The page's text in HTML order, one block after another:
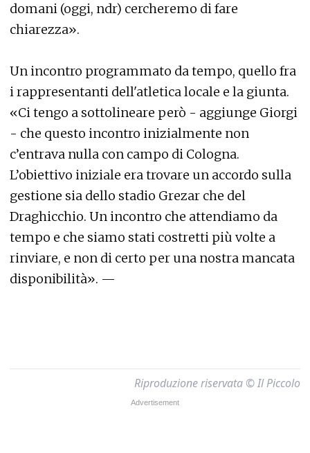
domani (oggi, ndr) cercheremo di fare
chiarezza».
Un incontro programmato da tempo, quello fra
i rappresentanti dell'atletica locale e la giunta.
«Ci tengo a sottolineare però - aggiunge Giorgi
- che questo incontro inizialmente non
c’entrava nulla con campo di Cologna.
L’obiettivo iniziale era trovare un accordo sulla
gestione sia dello stadio Grezar che del
Draghicchio. Un incontro che attendiamo da
tempo e che siamo stati costretti più volte a
rinviare, e non di certo per una nostra mancata
disponibilità». —
Riproduzione riservata © Il Piccolo